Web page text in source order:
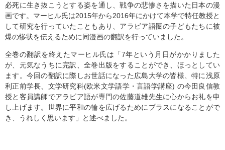
必死に生き抜こうとする姿を通し、戦争の悲惨さを描いた日本の漫
画です。マーヒル氏は2015年から2016年にかけて本学で特任教授と
して研究を行っていたこともあり、アラビア語圏の子どもたちに被
爆の惨状を伝えるために同漫画の翻訳を行っていました。
全巻の翻訳を終えたマーヒル氏は「7年という月日がかかりました
が、元気なうちに完訳、全巻出版をすることができ、ほっとしてい
ます。今回の翻訳に際しお世話になった広島大学の皆様、特に浅原
利正前学長、文学研究科(欧米文学語学・言語学講座) の今田良信教
授と客員講師でアラビア語が専門の佐藤道雄先生に心からお礼を申
し上げます。世界に平和の輪を広げるためにプラスになることがで
き、うれしく思います」と述べました。